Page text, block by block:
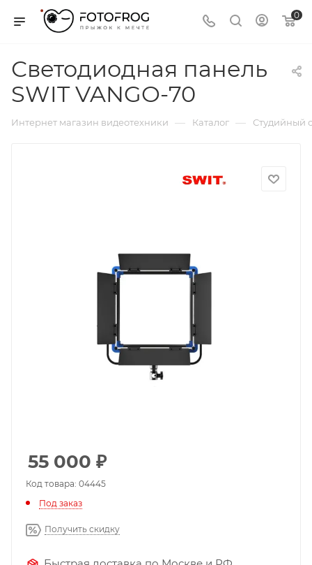
0
Светодиодная панель
SWIT VANGO-70
Интернет магазин видеотехники — Каталог — Студийный
55 000 ₽
Код товара: 04445
Под заказ
Получить скидку